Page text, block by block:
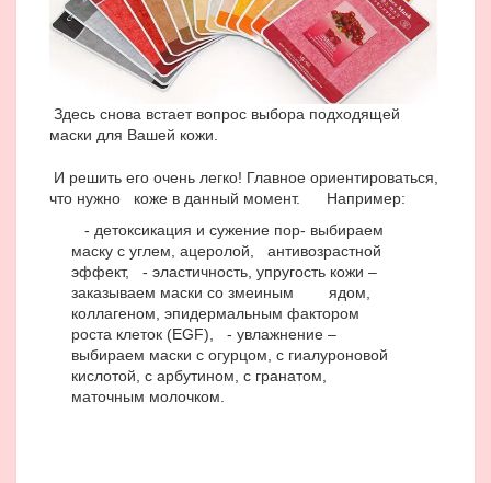
Здесь снова встает вопрос выбора подходящей
маски для Вашей кожи.
И решить его очень легко! Главное ориентироваться,
что нужно коже в данный момент. Например:
- детоксикация и сужение пор- выбираем
маску с углем, ацеролой, антивозрастной
эффект, - эластичность, упругость кожи –
заказываем маски со змеиным ядом,
коллагеном, эпидермальным фактором
роста клеток (EGF), - увлажнение –
выбираем маски с огурцом, c гиалуроновой
кислотой, с арбутином, с гранатом,
маточным молочком.